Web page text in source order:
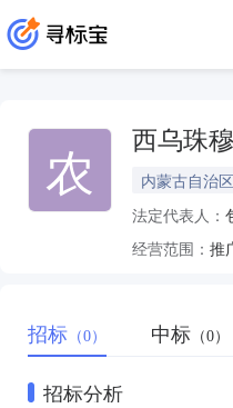
农 西乌珠
内蒙古自治
法定代表人：
经营范围：
招标 （0） 中标 （0）
招标分析